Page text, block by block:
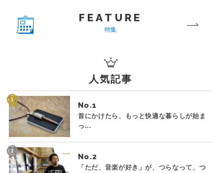
FEATURE
特集
人気記事
No.
首にかけたら、もっと快適な暮らしが始ま
っ...
No.
「ただ、音楽が好き」が、つらなって、つ